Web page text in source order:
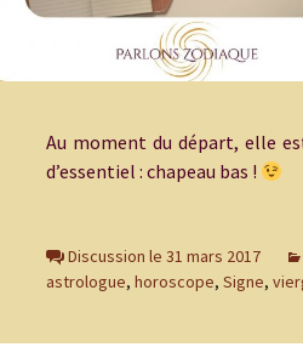
Au moment du départ, elle
d’essentiel : chapeau bas !
Discussion le 31 mars 2017
astrologue, horoscope, Signe,